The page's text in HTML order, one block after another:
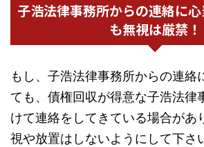
子浩法律事務所からの連絡に
も無視は厳禁！
もし、子浩法律事務所からの連絡
ても、債権回収が得意な子浩法律
けて連絡をしてきている場合があ
視や放置はしないようにして下さ